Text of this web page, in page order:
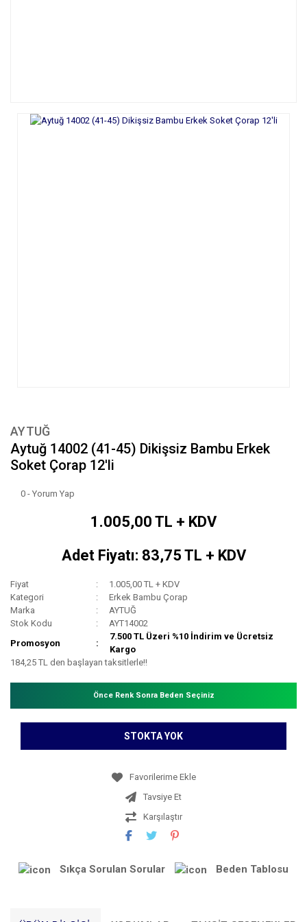
AYTUĞ
Aytuğ 14002 (41-45) Dikişsiz Bambu Erkek
Soket Çorap 12'li
0 - Yorum Yap
1.005,00 TL + KDV
Adet Fiyatı: 83,75 TL + KDV
Fiyat
1.005,00 TL + KDV
Kategori
Erkek Bambu Çorap
Marka
AYTUĞ
Stok Kodu
AYT14002
Promosyon
7.500 TL Üzeri %10 İndirim ve Ücretsiz
Kargo
184,25 TL den başlayan taksitlerle!!
Önce Renk Sonra Beden Seçiniz
STOKTA YOK
Tavsiye Et
Karşılaştır
Sıkça Sorulan Sorular Beden Tablosu